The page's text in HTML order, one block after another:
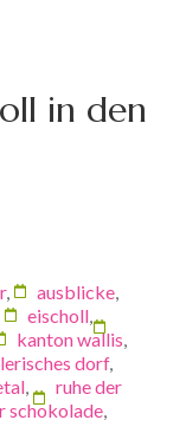
in den
, ausblicke
eischoll
kanton wallis
dorf,
ruhe der
schokolade